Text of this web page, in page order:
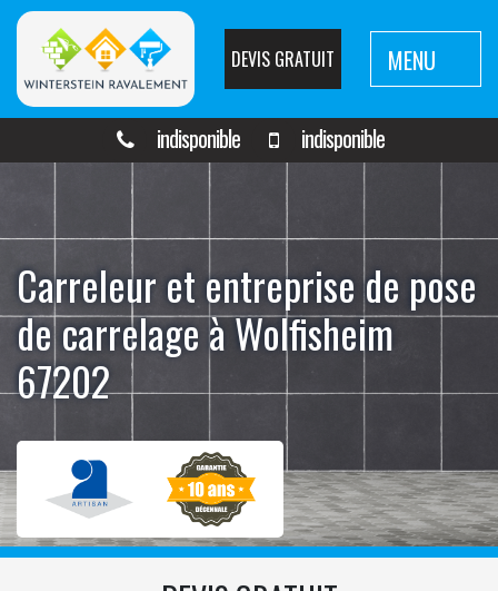
DEVIS GRATUIT MENU
indisponible indisponible
Carreleur et entreprise de pose
de carrelage à Wolfisheim
67202